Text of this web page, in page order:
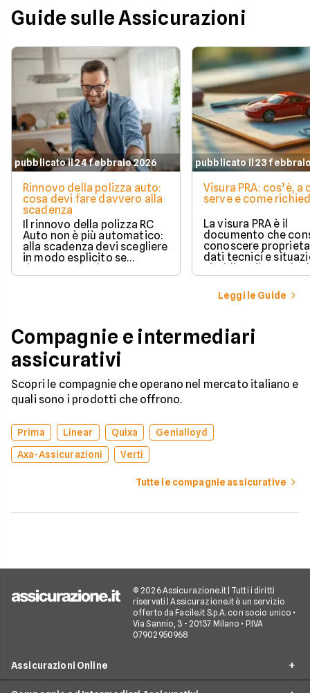
Guide sulle Assicurazioni
pubblicato il 24 febbraio 2026
Rinnovo della polizza auto:
cosa devi fare davvero alla
scadenza
Il rinnovo della polizza RC
Auto non è più automatico:
alla scadenza devi scegliere
in modo esplicito se
rinnovare con la stessa
compagnia o stipulare un
pubblicato il 23
Visura PRA: cos’è, a
serve e come
La visura PRA è il
documento che
conoscere
dati tecnici e
giuridica di un
iscritto al Pubblico
Automobilistico.
Leggi le Guide
Compagnie e intermediari
assicurativi
Scopri le compagnie che operano nel mercato italiano e
quali sono i prodotti che offrono.
Prima Linear Quixa
Genialloyd
Axa-Assicurazioni
Verti
Tutte le compagnie assicurative
© 2026 Assicurazione.it | Tutti i diritti
riservati | Assicurazione.it è un servizio
offerto da Facile.it S.p.A. con socio unico •
Via Sannio, 3 - 20137 Milano • P.IVA
07902950968
Assicurazioni Online